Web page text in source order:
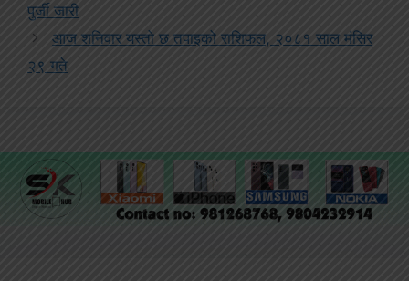
पुर्जी जारी
आज शनिवार यस्तो छ तपाइको राशिफल, २०८१ साल मंसिर
२९ गते